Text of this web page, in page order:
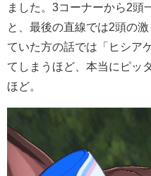
ました。3コーナーから2頭
と、最後の直線では2頭の
ていた方の話では「ヒシア
てしまうほど、本当にピッ
ほど。